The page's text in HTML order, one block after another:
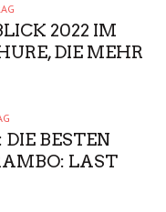
2022 IM
DIE MEHR
BESTEN
LAST